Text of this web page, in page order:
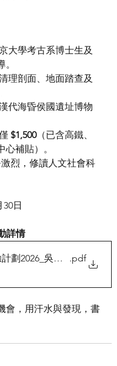
大學考古系博士生及
理剖面、地面踏查及
代海昏侯國遺址博物
$1,500（已含高鐵、
補貼）。
烈，修讀人文社會科
30日
詳情
劃2026_吳城遺址西南調
.pdf
會，用汗水與發現，書